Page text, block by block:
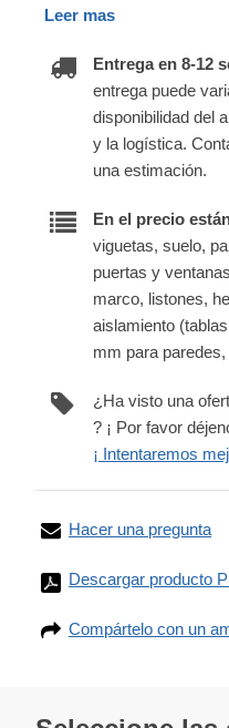
Leer mas
Entrega en 8-12
entrega puede
disponibilidad del
y la logística.
una estimación.
En el precio
viguetas, suelo,
puertas y
marco, listones,
aislamiento
mm para
¿Ha visto una
? ¡ Por favor
¡ Intentaremos
Hacer una pregunta
Descargar producto
Compártelo con un